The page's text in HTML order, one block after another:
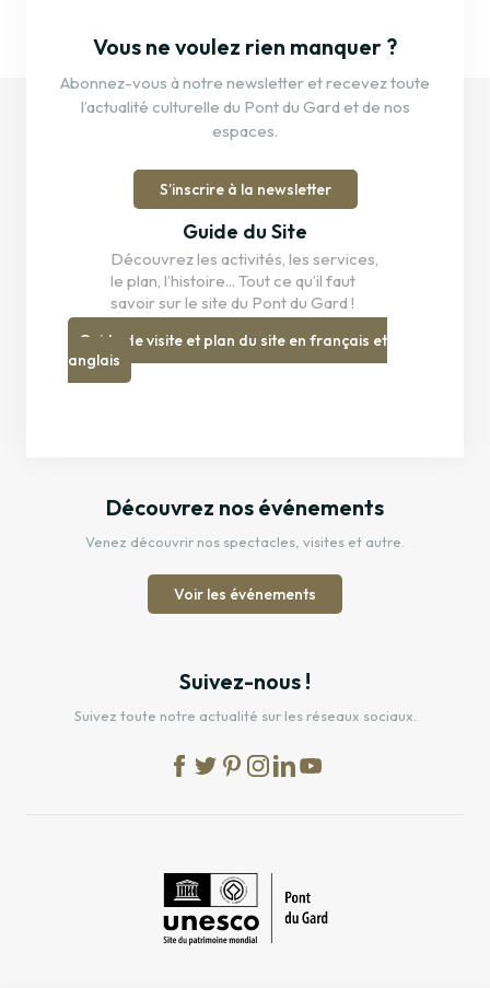
Vous ne voulez rien manquer ?
Abonnez-vous à notre newsletter et recevez toute
l’actualité culturelle du Pont du Gard et de nos
espaces.
S’inscrire à la newsletter
Guide du Site
Découvrez les activités, les services,
le plan, l’histoire... Tout ce qu’il faut
savoir sur le site du Pont du Gard !
Guide de visite et plan du site en français et
anglais
Découvrez nos événements
Venez découvrir nos spectacles, visites et autre.
Voir les événements
Suivez-nous !
Suivez toute notre actualité sur les réseaux sociaux.